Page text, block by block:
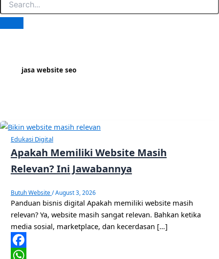
jasa website seo
Edukasi Digital
Apakah Memiliki Website Masih
Relevan? Ini Jawabannya
Butuh Website /August 3, 2026
Panduan bisnis digital Apakah memiliki website masih
relevan? Ya, website masih sangat relevan. Bahkan ketika
media sosial, marketplace, dan kecerdasan […]
Facebook